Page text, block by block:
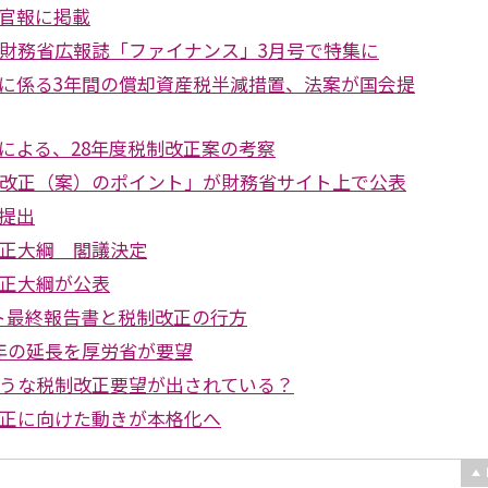
報に掲載
務省広報誌「ファイナンス」3月号で特集に
係る3年間の償却資産税半減措置、法案が国会提
よる、28年度税制改正案の考察
正（案）のポイント」が財務省サイト上で公表
出
大綱 閣議決定
大綱が公表
終報告書と税制改正の行方
延長を厚労省が要望
な税制改正要望が出されている？
に向けた動きが本格化へ